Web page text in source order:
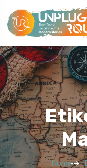
Home